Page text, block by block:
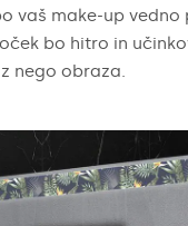
vaš make-up vedno
bo hitro in
nego obraza.